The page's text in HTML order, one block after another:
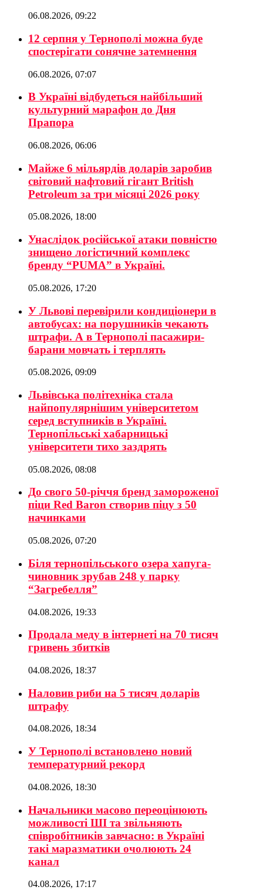
06.08.2026, 09:22
12 серпня у Тернополі можна буде
спостерігати сонячне затемнення
06.08.2026, 07:07
В Україні відбудеться найбільший
культурний марафон до Дня
Прапора
06.08.2026, 06:06
Майже 6 мільярдів доларів заробив
світовий нафтовий гігант British
Petroleum за три місяці 2026 року
05.08.2026, 18:00
Унаслідок російської атаки повністю
знищено логістичний комплекс
бренду “PUMA” в Україні.
05.08.2026, 17:20
У Львові перевірили кондиціонери в
автобусах: на порушників чекають
штрафи. А в Тернополі пасажири-
барани мовчать і терплять
05.08.2026, 09:09
Львівська політехніка стала
найпопулярнішим університетом
серед вступників в Україні.
Тернопільські хабарницькі
університети тихо заздрять
05.08.2026, 08:08
До свого 50-річчя бренд замороженої
піци Red Baron створив піцу з 50
начинками
05.08.2026, 07:20
Біля тернопільського озера хапуга-
чиновник зрубав 248 у парку
“Загребелля”
04.08.2026, 19:33
Продала меду в інтернеті на 70 тисяч
гривень збитків
04.08.2026, 18:37
Наловив риби на 5 тисяч доларів
штрафу
04.08.2026, 18:34
У Тернополі встановлено новий
температурний рекорд
04.08.2026, 18:30
Начальники масово переоцінюють
можливості ШІ та звільняють
співробітників завчасно: в Україні
такі маразматики очолюють 24
канал
04.08.2026, 17:17